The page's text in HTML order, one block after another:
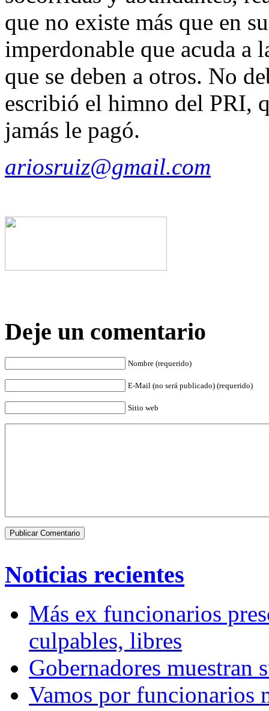
que no existe más que en
imperdonable que acuda a
que se deben a otros. No
escribió el himno del PRI,
jamás le pagó.
ariosruiz@gmail.com
Deje un comentario
Nombre (requerido)
E-Mail (no será publicado) (requerido)
Sitio web
Noticias recientes
Más ex funcionarios
culpables, libres
Gobernadores muestran
Vamos por funcionarios